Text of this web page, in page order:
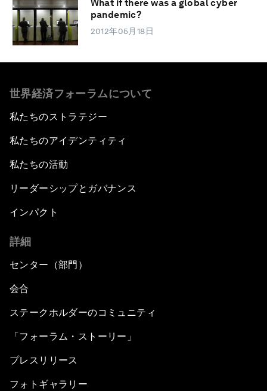
What if there was a global cyber
pandemic?
2012年05月18日
世界経済フォーラムについて
私たちのストラテジー
私たちのアイデンティティ
私たちの活動
リーダーシップとガバナンス
インパクト
詳細
センター（部門）
会合
ステークホルダーのコミュニティ
「フォーラム・ストーリー」
プレスリリース
フォトギャラリー